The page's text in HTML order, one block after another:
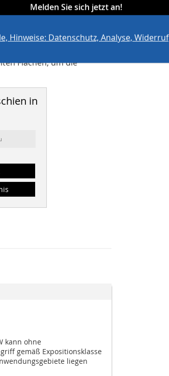
und er wird unter
ausgewählten und
wird intensiv von
ist unproblematisch.
und intensiven
Flächen, um die
in
Melden Sie sich jetzt an!
Hinweise: Datenschutz, Analyse, Widerruf
kann ohne
gemäß Expositionsklasse
liegen